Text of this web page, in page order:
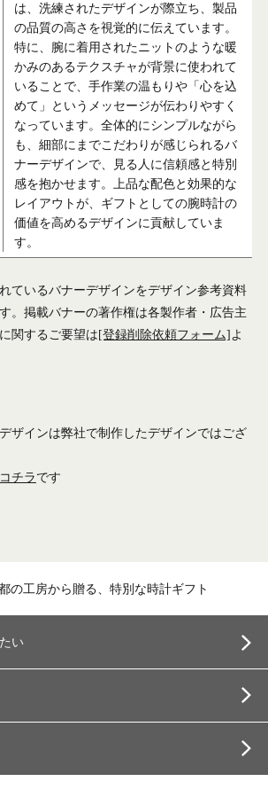
は、洗練されたデザインが際立ち、製品
の品質の高さを視覚的に伝えています。
特に、腕に着用されたニットのような暖
かみのあるテクスチャが背景に使われて
いることで、手作業の温もりや「心を込
めて」というメッセージが伝わりやすく
なっています。全体的にシンプルながら
も、細部にまでこだわりが感じられるバ
ナーデザインで、見る人に信頼感と特別
感を抱かせます。上品な配色と効果的な
レイアウトが、ギフトとしての腕時計の
価値を高めるデザインに貢献していま
す。
ているバナーデザインをデザイン参考資料
。掲載バナーの著作権は各製作者・広告主
関するご要望は[登録削除依頼フォーム]よ
ザインは弊社で制作したデザインではござ
コチラです
の工房から贈る、特別な時計ギフト
い